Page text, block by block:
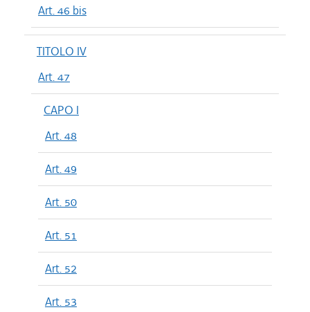
Art. 46 bis
TITOLO IV
Art. 47
CAPO I
Art. 48
Art. 49
Art. 50
Art. 51
Art. 52
Art. 53